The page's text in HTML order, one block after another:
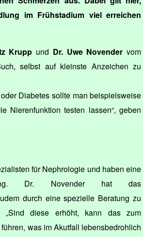
im Frühstadium viel erreichen
Krupp und Dr. Uwe Novender vom
selbst auf kleinste Anzeichen zu
Diabetes sollte man beispielsweise
Nierenfunktion testen lassen“, geben
für Nephrologie und haben eine
Dr. Novender hat das
durch eine spezielle Beratung zu
„Sind diese erhöht, kann das zum
was im Akutfall lebensbedrohlich